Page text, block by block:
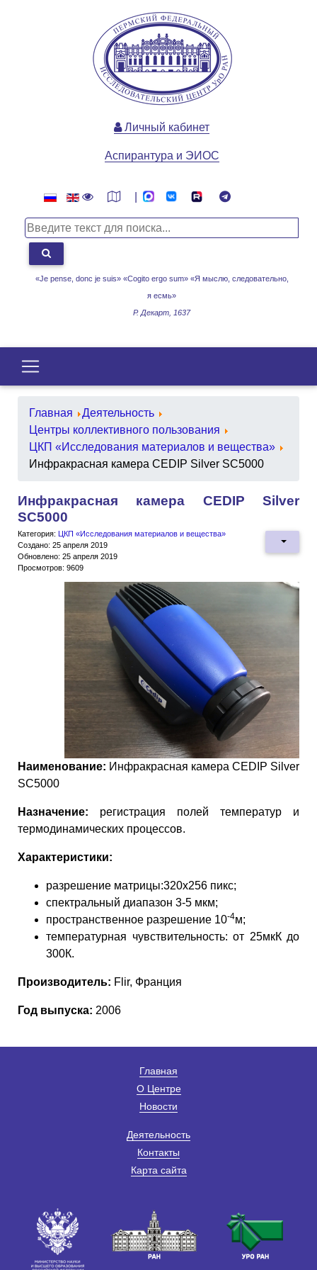
«Je pense, donc je suis» «Cogito ergo sum» «Я мыслю, следовательно,
я есмь»
Р. Декарт, 1637
Личный кабинет
Аспирантура и ЭИОС
Главная
Деятельность
Центры коллективного пользования
ЦКП «Исследования материалов и вещества»
Инфракрасная камера CEDIP Silver SC5000
Инфракрасная камера CEDIP Silver
SC5000
Категория: ЦКП «Исследования материалов и вещества»
Создано: 25 апреля 2019
Обновлено: 25 апреля 2019
Просмотров: 9609
Наименование: Инфракрасная камера CEDIP Silver
SC5000
Назначение: регистрация полей температур и
термодинамических процессов.
Характеристики:
разрешение матрицы:320х256 пикс;
спектральный диапазон 3-5 мкм;
пространственное разрешение 10-4м;
температурная чувствительность: от 25мкК до
300К.
Производитель: Flir, Франция
Год выпуска: 2006
Главная
О Центре
Новости
Деятельность
Контакты
Карта сайта